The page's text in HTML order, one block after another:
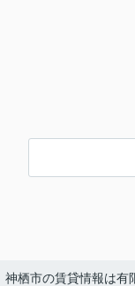
神栖市の賃貸情報は有